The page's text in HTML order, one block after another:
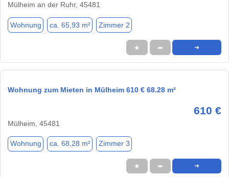
Mülheim an der Ruhr, 45481
Wohnung ca. 65,93 m² Zimmer 2
★ ➦ ➜
Wohnung zum Mieten in Mülheim 610 € 68.28 m²
610 €
Mülheim, 45481
Wohnung ca. 68,28 m² Zimmer 3
★ ➦ ➜